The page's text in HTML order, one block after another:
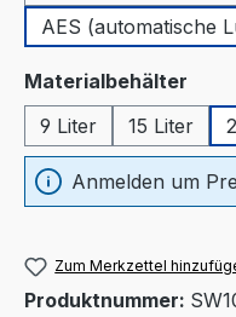
AES (automatische
Materialbehälter
9 Liter
15 Liter
Anmelden um
Zum Merkzettel
Produktnummer: